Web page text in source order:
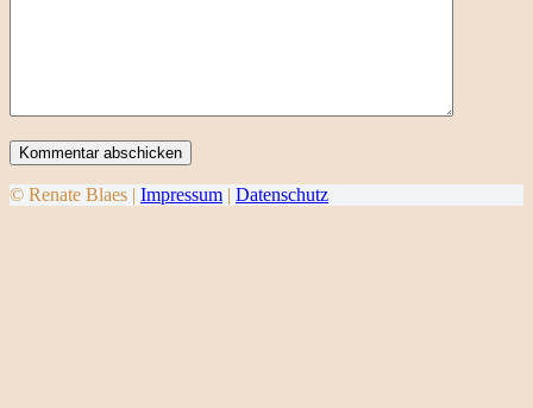
Kommentar abschicken
© Renate Blaes | Impressum | Datenschutz